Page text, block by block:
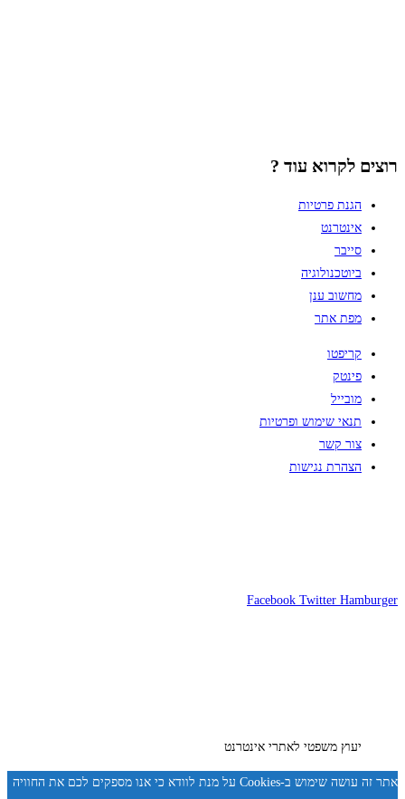
רוצים לקרוא עוד ?
הגנת פרטיות
אינטרנט
סייבר
ביוטכנולוגיה
מחשוב ענן
מפת אתר
קריפטו
פינטק
מובייל
תנאי שימוש ופרטיות
צור קשר
הצהרת נגישות
Facebook Twitter Hamburger
יעוץ משפטי לאתרי אינטרנט
אתר זה עושה שימוש ב-Cookies על מנת לוודא כי אנו מספקים לכם את החוויה